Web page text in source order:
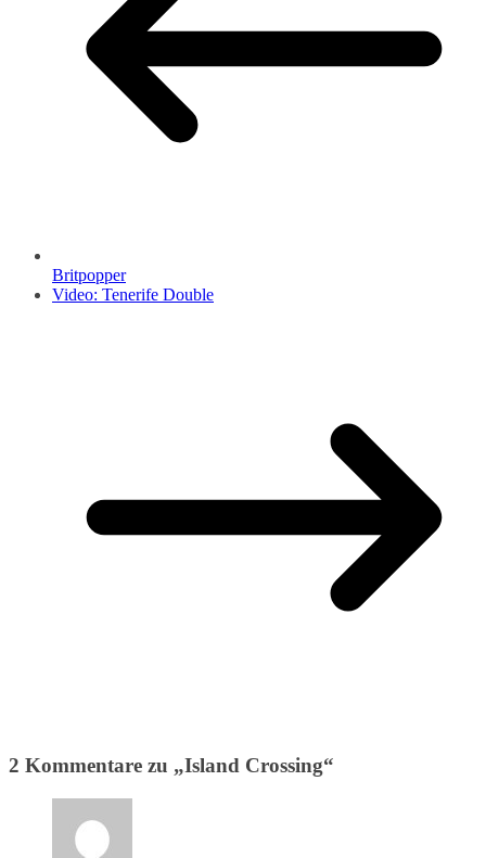
Britpopper
Video: Tenerife Double
2 Kommentare zu „Island Crossing“